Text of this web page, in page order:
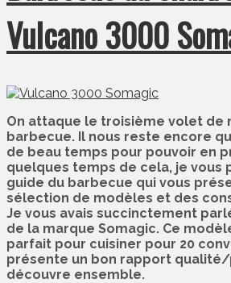
Vulcano 3000
On attaque le troisième volet de
barbecue. Il nous reste encore
de beau temps pour pouvoir en
quelques temps de cela, je vous
guide du barbecue qui vous
sélection de modèles et des
Je vous avais succinctement
de la marque Somagic. Ce
parfait pour cuisiner pour 20
présente un bon rapport qualité/
découvre ensemble.